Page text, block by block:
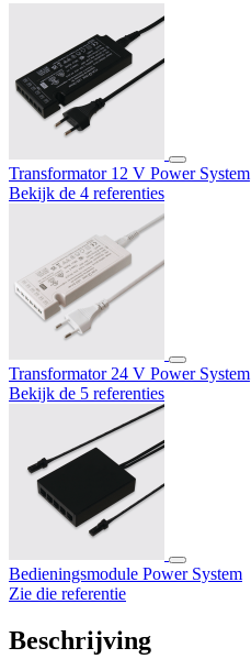
Transformator 12 V Power System
Bekijk de 4 referenties
Transformator 24 V Power System
Bekijk de 5 referenties
Bedieningsmodule Power System
Zie die referentie
Beschrijving